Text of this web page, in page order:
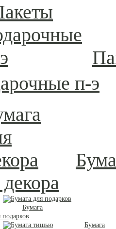
п-э
Бумага
подарков
Бумага